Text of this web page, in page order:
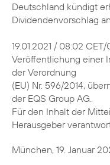
Deutschland kündigt
Dividendenvorschlag an
19.01.2021 / 08:02 CET/
Veröffentlichung einer
der Verordnung
(EU) Nr. 596/2014,
der EQS Group AG.
Für den Inhalt der
Herausgeber
München, 19. Januar